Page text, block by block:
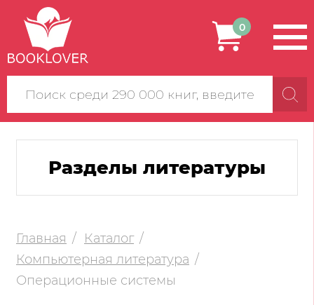
Поиск
по
сайту
0
Разделы литературы
Главная
Каталог
Компьютерная литература
Операционные системы